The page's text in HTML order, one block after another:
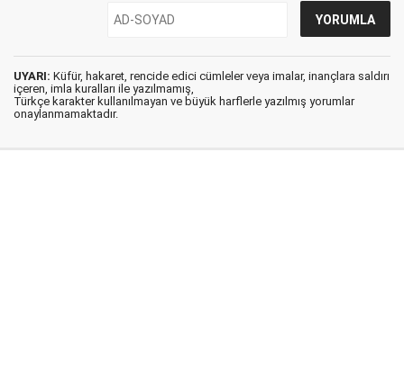
UYARI: Küfür, hakaret, rencide edici cümleler veya imalar, inançlara saldırı
içeren, imla kuralları ile yazılmamış,
Türkçe karakter kullanılmayan ve büyük harflerle yazılmış yorumlar
onaylanmamaktadır.